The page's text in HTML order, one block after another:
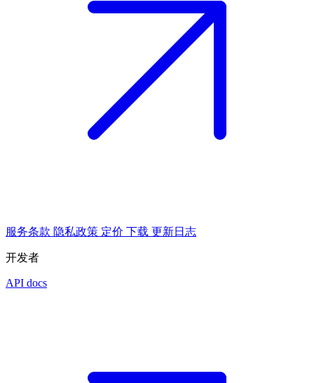
服务条款 隐私政策 定价 下载 更新日志
开发者
API docs